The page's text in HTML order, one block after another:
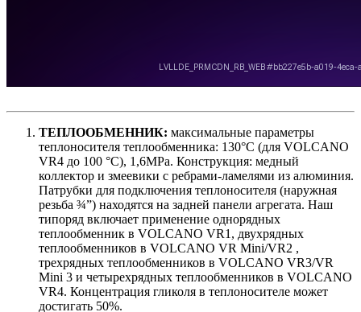
ТЕПЛООБМЕННИК: максимальные параметры
теплоносителя теплообменника: 130°C (для VOLCANO
VR4 до 100 °C), 1,6MPa. Конструкция: медный
коллектор и змеевики с ребрами-ламелями из алюминия.
Патрубки для подключения теплоносителя (наружная
резьба ¾”) находятся на задней панели агрегата. Наш
типоряд включает применение однорядных
теплообменник в VOLCANO VR1, двухрядных
теплообменников в VOLCANO VR Mini/VR2 ,
трехрядных теплообменников в VOLCANO VR3/VR
Mini 3 и четырехрядных теплообменников в VOLCANO
VR4. Концентрация гликоля в теплоносителе может
достигать 50%.